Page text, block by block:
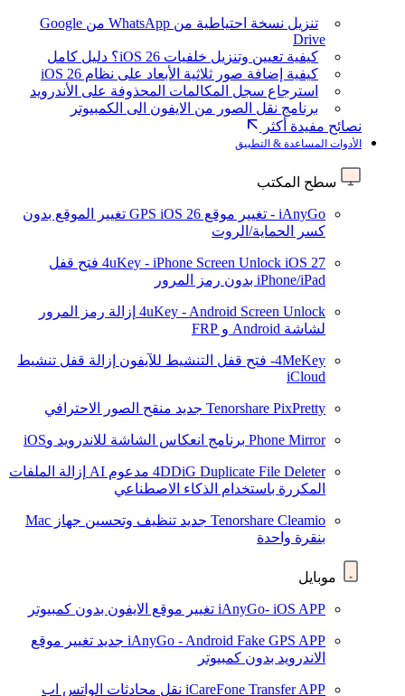
تنزيل نسخة احتياطية من WhatsApp من Google
Drive
كيفية تعيين وتنزيل خلفيات iOS 26؟ دليل كامل
كيفية إضافة صور ثلاثية الأبعاد على نظام iOS 26
استرجاع سجل المكالمات المحذوفة على الأندرويد
برنامج نقل الصور من الايفون الى الكمبيوتر
نصائح مفيدة أكثر
الأدوات المساعدة & التطبيق
سطح المكتب
iAnyGo - تغيير موقع GPS iOS 26
تغيير الموقع بدون
كسر الحماية/الروت
4uKey - iPhone Screen Unlock iOS 27
فتح قفل
iPhone/iPad بدون رمز المرور
4uKey - Android Screen Unlock إزالة رمز المرور
لشاشة Android و FRP
4MeKey- فتح قفل التنشيط للآيفون
إزالة قفل تنشيط
iCloud
Tenorshare PixPretty جديد منقح الصور الاحترافي
Phone Mirror برنامج انعكاس الشاشة للاندرويد وiOS
4DDiG Duplicate File Deleter مدعوم AI
إزالة الملفات
المكررة باستخدام الذكاء الاصطناعي
Tenorshare Cleamio جديد
تنظيف وتحسين جهاز Mac
بنقرة واحدة
موبايل
iAnyGo- iOS APP تغيير موقع الايفون بدون كمبيوتر
iAnyGo - Android Fake GPS APP جديد تغيير موقع
الاندرويد بدون كمبيوتر
iCareFone Transfer APP نقل محادثات الواتس اب